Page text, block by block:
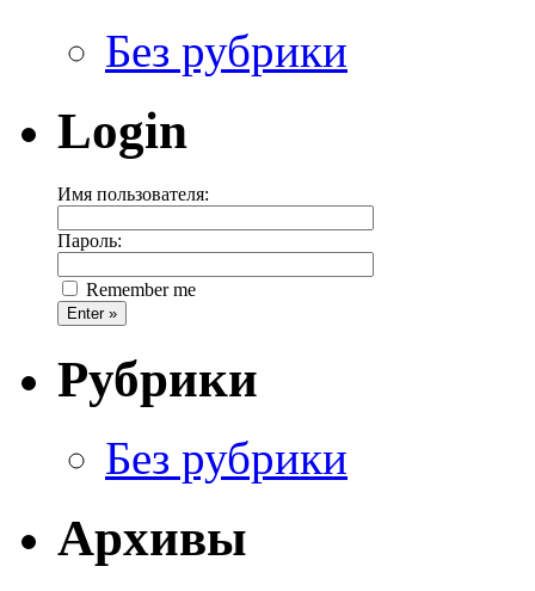
Без рубрики
Login
Имя пользователя:
Пароль:
Remember me
Рубрики
Без рубрики
Архивы